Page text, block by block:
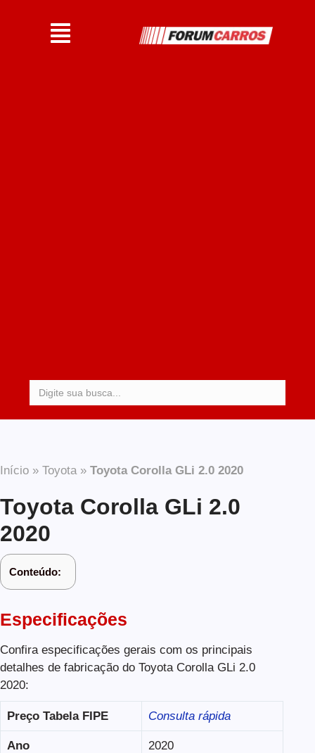
Início » Toyota» Toyota Corolla GLi 2.0 2020
Toyota Corolla GLi 2.0
2020
Conteúdo:
Especificações
Confira especificações gerais com os principais
detalhes de fabricação do Toyota Corolla GLi 2.0
2020:
Preço Tabela FIPE Consulta rápida
Ano 2020